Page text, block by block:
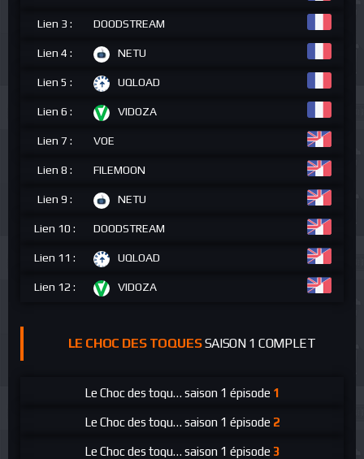
Lien 3 : DOODSTREAM
Lien 4 : NETU
Lien 5 : UQLOAD
Lien 6 : VIDOZA
Lien 7 : VOE
Lien 8 : FILEMOON
Lien 9 : NETU
Lien 10 : DOODSTREAM
Lien 11 : UQLOAD
Lien 12 : VIDOZA
LE CHOC DES TOQUESSAISON 1 COMPLET
Le Choc des toquessaison 1 épisode 1
Le Choc des toquessaison 1 épisode 2
Le Choc des toquessaison 1 épisode 3